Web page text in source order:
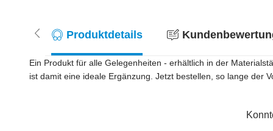
Produktdetails
Ein Produkt für alle Gelegenheiten - erhältlich in der
ist damit eine ideale Ergänzung. Jetzt bestellen, so lange der